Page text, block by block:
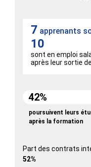
7 apprenants
10
sont en emploi
après leur sortie
42%
poursuivent leurs
après la formation
Part des contrats
52%